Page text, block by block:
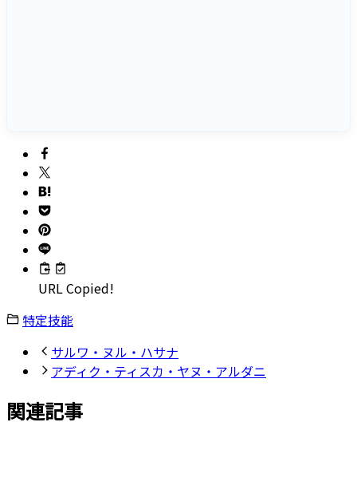
URL Copied!
特定技能
サルワ・ヌル・ハサナ
アディク・ティスカ・ヤヌ・アルダニ
関連記事